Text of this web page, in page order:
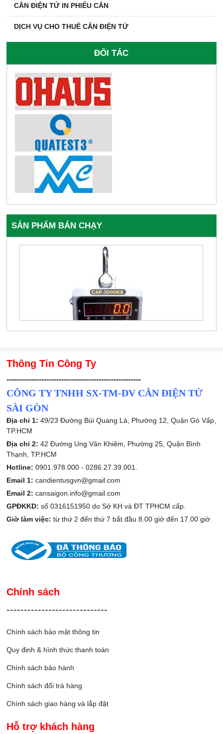
CÂN ĐIỆN TỬ IN PHIẾU CÂN
DỊCH VỤ CHO THUÊ CÂN ĐIỆN TỬ
ĐỐI TÁC
SẢN PHẨM BÁN CHẠY
Thông Tin Công Ty
------------------------------------------------------
CÔNG TY TNHH SX-TM-DV CÂN ĐIỆN TỬ
SÀI GÒN
Địa chỉ 1: 49/23 Đường Bùi Quang Là, Phường 12, Quận Gò Vấp,
TP.HCM
Địa chỉ 2:42 Đường Ung Văn Khiêm, Phường 25, Quận Bình
Thạnh, TP.HCM
Hotline: 0901.978.000 -0286.27.39.001.
Email 1: candientusgvn@gmail.com
Email 2: cansaigon.info@gmail.com
GPĐKKD: số 0316151950 do Sở KH và ĐT TPHCM cấp.
Giờ làm việc: từ thứ 2 đến thứ 7 bắt đầu 8.00 giờ đến 17.00 giờ.
Chính sách
-----------------------------
Chính sách bảo mật thông tin
Quy định & hình thức thanh toán
Chính sách bảo hành
Chính sách đổi trả hàng
Chính sách giao hàng và lắp đặt
Hỗ trợ khách hàng